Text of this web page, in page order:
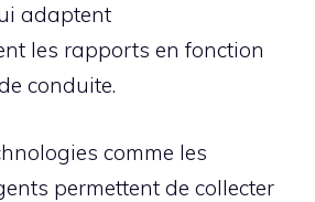
adaptent
les rapports en fonction
conduite.
comme les
permettent de collecter